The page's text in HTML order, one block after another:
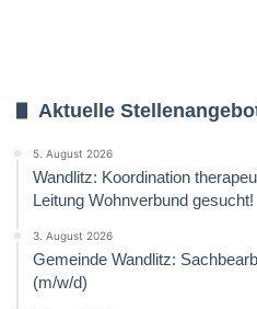
Aktuelle
5. August 2026
Wandlitz: Koordination
Leitung Wohnverbund gesucht!
3. August 2026
Gemeinde Wandlitz:
(m/w/d)